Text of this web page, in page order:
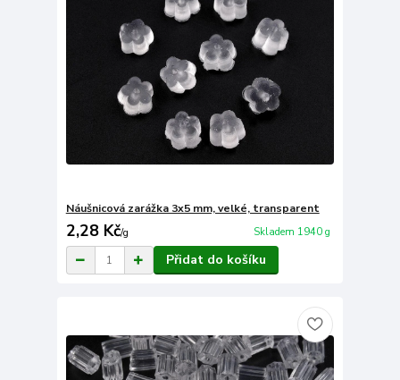
Náušnicová zarážka 3x5 mm, velké, transparent
2,28 Kč/g Skladem 1940 g
Přidat do košíku